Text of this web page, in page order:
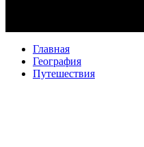
Главная
География
Путешествия